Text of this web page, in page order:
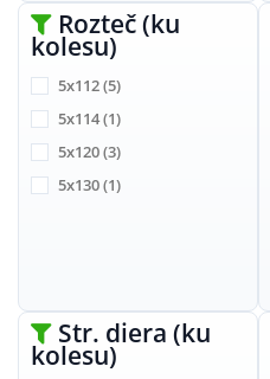
Rozteč (ku
kolesu)
5x112(5)
5x114(1)
5x120(3)
5x130(1)
Str. diera (ku
kolesu)